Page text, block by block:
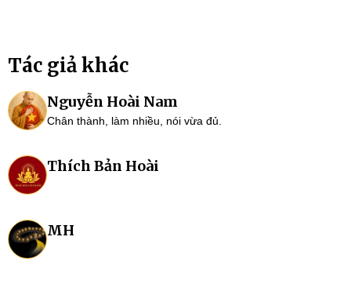
Tác giả khác
Nguyễn Hoài Nam
Chân thành, làm nhiều, nói vừa đủ.
Thích Bản Hoài
MH